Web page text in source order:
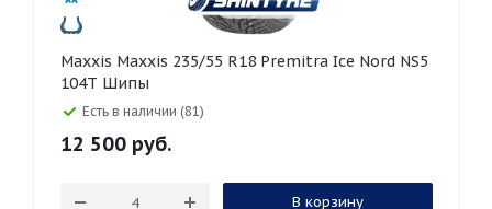
Maxxis Maxxis 235/55 R18 Premitra Ice Nord NS5
104T Шипы
Есть в наличии (81)
12 500 руб.
В корзину